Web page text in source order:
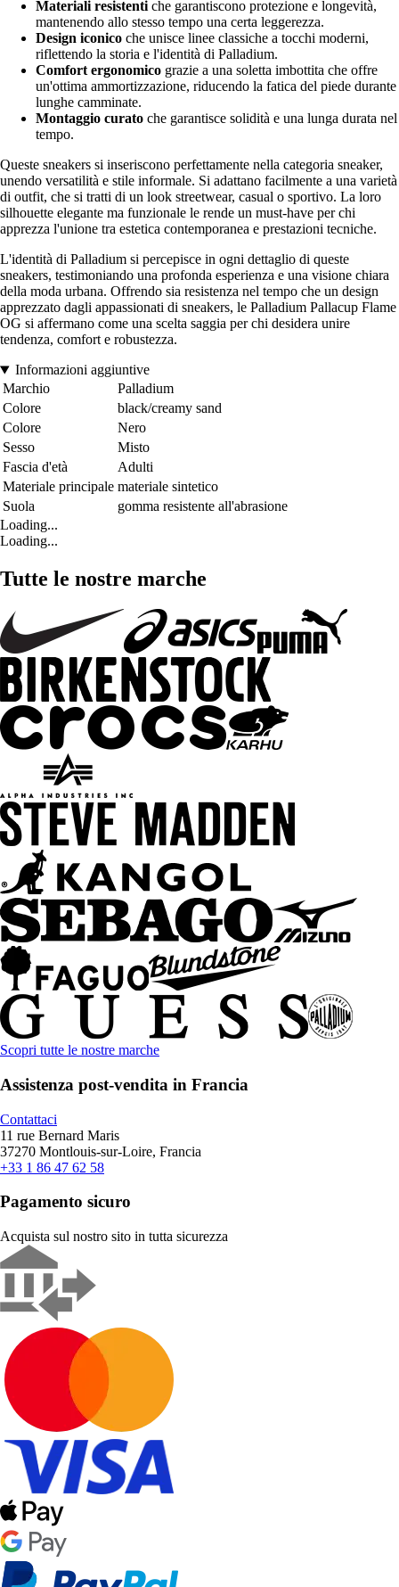
Materiali resistenti che garantiscono protezione e longevità,
mantenendo allo stesso tempo una certa leggerezza.
Design iconico che unisce linee classiche a tocchi moderni,
riflettendo la storia e l'identità di Palladium.
Comfort ergonomico grazie a una soletta imbottita che offre
un'ottima ammortizzazione, riducendo la fatica del piede durante
lunghe camminate.
Montaggio curato che garantisce solidità e una lunga durata nel
tempo.
Queste sneakers si inseriscono perfettamente nella categoria sneaker,
unendo versatilità e stile informale. Si adattano facilmente a una varietà
di outfit, che si tratti di un look streetwear, casual o sportivo. La loro
silhouette elegante ma funzionale le rende un must-have per chi
apprezza l'unione tra estetica contemporanea e prestazioni tecniche.
L'identità di Palladium si percepisce in ogni dettaglio di queste
sneakers, testimoniando una profonda esperienza e una visione chiara
della moda urbana. Offrendo sia resistenza nel tempo che un design
apprezzato dagli appassionati di sneakers, le Palladium Pallacup Flame
OG si affermano come una scelta saggia per chi desidera unire
tendenza, comfort e robustezza.
Informazioni aggiuntive
Marchio
Palladium
Colore
black/creamy sand
Colore
Nero
Sesso
Misto
Fascia d'età
Adulti
Materiale principale materiale sintetico
Suola
gomma resistente all'abrasione
Loading...
Loading...
Tutte le nostre marche
Scopri tutte le nostre marche
Assistenza post-vendita in Francia
Contattaci
11 rue Bernard Maris
37270 Montlouis-sur-Loire, Francia
+33 1 86 47 62 58
Pagamento sicuro
Acquista sul nostro sito in tutta sicurezza